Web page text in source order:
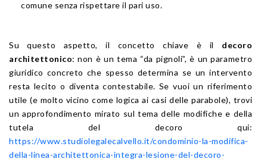
comune senza rispettare il pari uso.
Su questo aspetto, il concetto chiave è il decoro
architettonico: non è un tema “da pignoli”, è un parametro
giuridico concreto che spesso determina se un intervento
resta lecito o diventa contestabile. Se vuoi un riferimento
utile (e molto vicino come logica ai casi delle parabole), trovi
un approfondimento mirato sul tema delle modifiche e della
tutela del decoro qui:
https://www.studiolegalecalvello.it/condominio-la-modifica-
della-linea-architettonica-integra-lesione-del-decoro-